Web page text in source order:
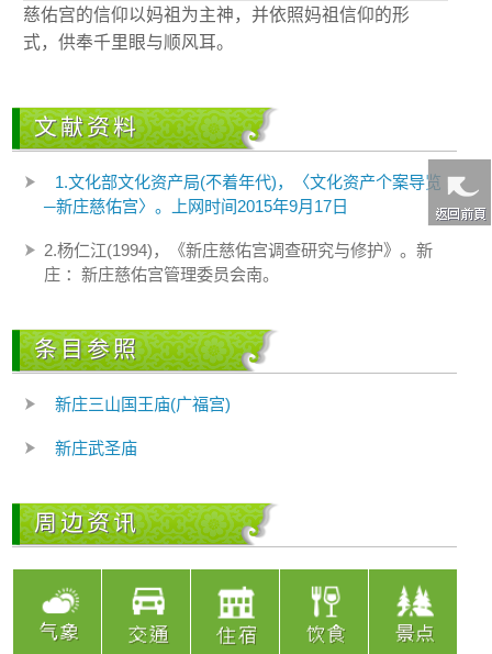
慈佑宫的信仰以妈祖为主神，并依照妈祖信仰的形
式，供奉千里眼与顺风耳。
文献资料
1.文化部文化资产局(不着年代)，〈文化资产个案导览
─新庄慈佑宫〉。上网时间2015年9月17日
2.杨仁江(1994)，《新庄慈佑宫调查研究与修护》。新
庄 ：新庄慈佑宫管理委员会南。
条目参照
新庄三山国王庙(广福宫)
新庄武圣庙
周边资讯